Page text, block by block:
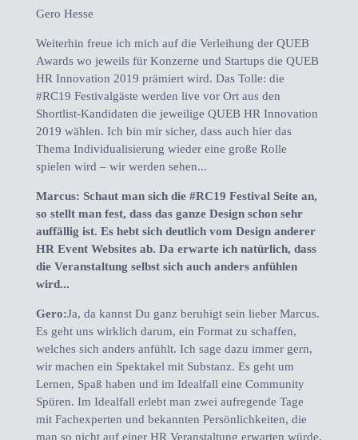
Gero Hesse
Weiterhin freue ich mich auf die Verleihung der QUEB
Awards wo jeweils für Konzerne und Startups die QUEB
HR Innovation 2019 prämiert wird. Das Tolle: die
#RC19 Festivalgäste werden live vor Ort aus den
Shortlist-Kandidaten die jeweilige QUEB HR Innovation
2019 wählen. Ich bin mir sicher, dass auch hier das
Thema Individualisierung wieder eine große Rolle
spielen wird – wir werden sehen...
Marcus: Schaut man sich die #RC19 Festival Seite an,
so stellt man fest, dass das ganze Design schon sehr
auffällig ist. Es hebt sich deutlich vom Design anderer
HR Event Websites ab. Da erwarte ich natürlich, dass
die Veranstaltung selbst sich auch anders anfühlen
wird...
Gero:Ja, da kannst Du ganz beruhigt sein lieber Marcus.
Es geht uns wirklich darum, ein Format zu schaffen,
welches sich anders anfühlt. Ich sage dazu immer gern,
wir machen ein Spektakel mit Substanz. Es geht um
Lernen, Spaß haben und im Idealfall eine Community
Spüren. Im Idealfall erlebt man zwei aufregende Tage
mit Fachexperten und bekannten Persönlichkeiten, die
man so nicht auf einer HR Veranstaltung erwarten würde,